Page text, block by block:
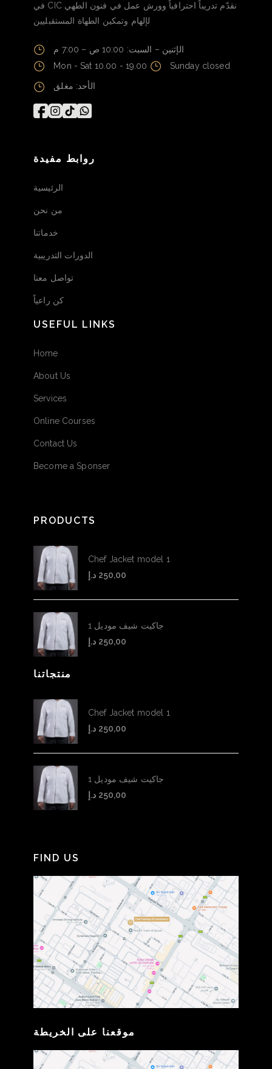
في CIC نقدّم تدريباً احترافياً وورش عمل في فنون الطهي
لإلهام وتمكين الطهاة المستقبليين
الإثنين – السبت: 10:00 ص – 7:00 م
Mon - Sat 10.00 - 19.00
Sunday closed
الأحد: مغلق
روابط مفيدة
الرئيسية
من نحن
خدماتنا
الدورات التدريبية
تواصل معنا
كن راعياً
USEFUL LINKS
Home
About Us
Services
Online Courses
Contact Us
Become a Sponser
PRODUCTS
Chef Jacket model 1
250,00 د.إ
جاكيت شيف موديل 1
250,00 د.إ
منتجاتنا
Chef Jacket model 1
250,00 د.إ
جاكيت شيف موديل 1
250,00 د.إ
FIND US
موقعنا على الخريطة